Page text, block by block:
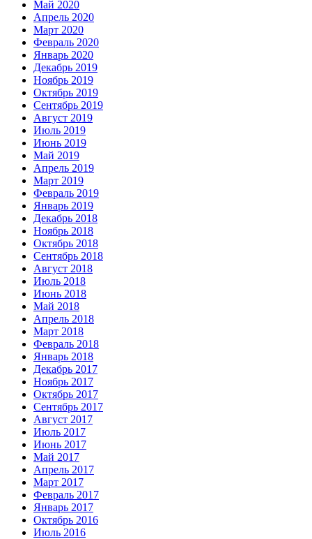
Май 2020
Апрель 2020
Март 2020
Февраль 2020
Январь 2020
Декабрь 2019
Ноябрь 2019
Октябрь 2019
Сентябрь 2019
Август 2019
Июль 2019
Июнь 2019
Май 2019
Апрель 2019
Март 2019
Февраль 2019
Январь 2019
Декабрь 2018
Ноябрь 2018
Октябрь 2018
Сентябрь 2018
Август 2018
Июль 2018
Июнь 2018
Май 2018
Апрель 2018
Март 2018
Февраль 2018
Январь 2018
Декабрь 2017
Ноябрь 2017
Октябрь 2017
Сентябрь 2017
Август 2017
Июль 2017
Июнь 2017
Май 2017
Апрель 2017
Март 2017
Февраль 2017
Январь 2017
Октябрь 2016
Июль 2016